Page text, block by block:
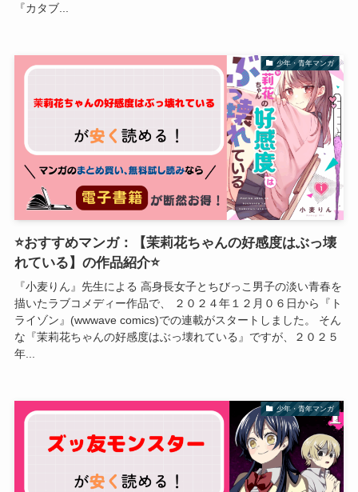
『カタブ...
少年・青年マンガ
⭐おすすめマンガ：【茉莉花ちゃんの好感度はぶっ壊
れている】の作品紹介⭐
『小麦りん』先生による 高身長女子とちびっこ男子の淡い青春を
描いたラブコメディー作品で、 ２０２４年１２月０６日から『ト
ライゾン』(wwwave comics)での連載がスタートしました。 そん
な『茉莉花ちゃんの好感度はぶっ壊れている』ですが、２０２５
年...
少年・青年マンガ